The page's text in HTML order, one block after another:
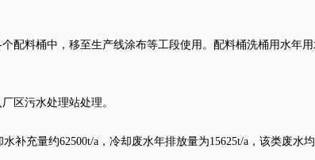
配料桶中，移至生产线涂布等工段使用。配料桶洗桶用水年
区污水处理站处理。
充量约62500t/a，冷却废水年排放量为15625t/a，该类废水